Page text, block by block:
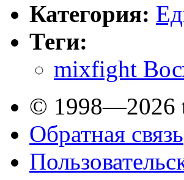
Категория:
Теги:
mixfight
© 1998—2026
Обратная связь